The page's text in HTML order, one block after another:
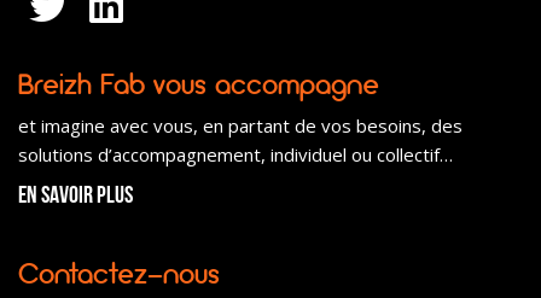
Breizh Fab vous accompagne
et imagine avec vous, en partant de vos besoins, des
solutions d’accompagnement, individuel ou collectif…
En savoir plus
Contactez-nous